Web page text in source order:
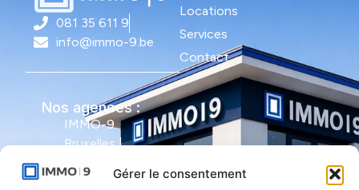
Gérer le consentement
081 35 611 9
info@immo-9.be
Nos agences :
IMMO-9
Bruxelles |
491 - bte 12 |
Locations
Services
Contact